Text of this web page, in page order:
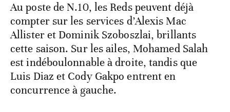
Au poste de N.10, les Reds peuvent déjà
compter sur les services d’Alexis Mac
Allister et Dominik Szoboszlai, brillants
cette saison. Sur les ailes, Mohamed Salah
est indéboulonnable à droite, tandis que
Luis Diaz et Cody Gakpo entrent en
concurrence à gauche.